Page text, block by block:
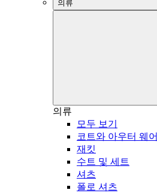
의류
의류
모두 보기
코트와 아우터 웨어
재킷
수트 및 세트
셔츠
폴로 셔츠